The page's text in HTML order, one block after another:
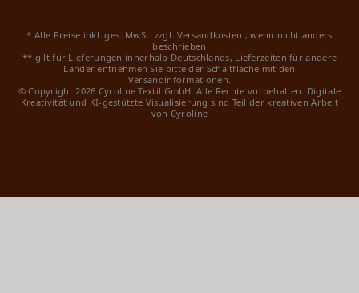
* Alle Preise inkl. ges. MwSt. zzgl. Versandkosten , wenn nicht anders
beschrieben
** gilt für Lieferungen innerhalb Deutschlands, Lieferzeiten für andere
Länder entnehmen Sie bitte der Schaltfläche mit den
Versandinformationen.
© Copyright 2026 Cyroline Textil GmbH. Alle Rechte vorbehalten. Digitale
Kreativität und KI-gestützte Visualisierung sind Teil der kreativen Arbeit
von Cyroline